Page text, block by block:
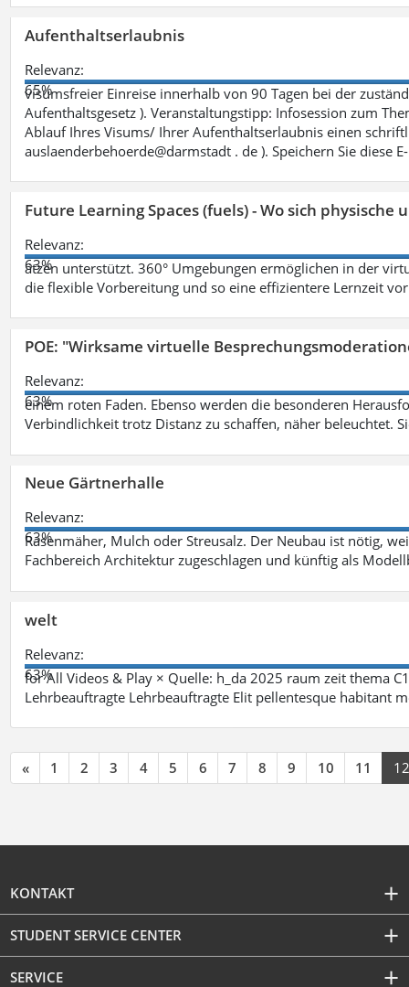
Aufenthaltserlaubnis
Relevanz:
65%
visumsfreier Einreise innerhalb von 90 Tagen bei der
Aufenthaltsgesetz ). Veranstaltungstipp: Infosession zum
Ablauf Ihres Visums/ Ihrer Aufenthaltserlaubnis einen
auslaenderbehoerde@darmstadt . de ). Speichern Sie diese
Future Learning Spaces (fuels) - Wo sich
Relevanz:
63%
ätzen unterstützt. 360° Umgebungen ermöglichen in der
die flexible Vorbereitung und so eine effizientere Lernzeit
POE: "Wirksame virtuelle
Relevanz:
63%
einem roten Faden. Ebenso werden die besonderen
Verbindlichkeit trotz Distanz zu schaffen, näher beleuchtet.
Neue Gärtnerhalle
Relevanz:
63%
Rasenmäher, Mulch oder Streusalz. Der Neubau ist nötig,
Fachbereich Architektur zugeschlagen und künftig als
welt
Relevanz:
63%
for All Videos & Play × Quelle: h_da 2025 raum zeit thema
Lehrbeauftragte Lehrbeauftragte Elit pellentesque habitant
« 1 2 3 4 5 6 7 8 9 10 11 12
KONTAKT
STUDENT SERVICE CENTER
SERVICE